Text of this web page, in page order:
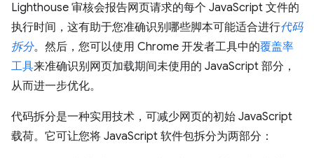
Lighthouse 审核会报告网页请求的每个 JavaScript 文件的
执行时间，这有助于您准确识别哪些脚本可能适合进行代码
拆分。然后，您可以使用 Chrome 开发者工具中的覆盖率
工具来准确识别网页加载期间未使用的 JavaScript 部分，
从而进一步优化。
代码拆分是一种实用技术，可减少网页的初始 JavaScript
载荷。它可让您将 JavaScript 软件包拆分为两部分：